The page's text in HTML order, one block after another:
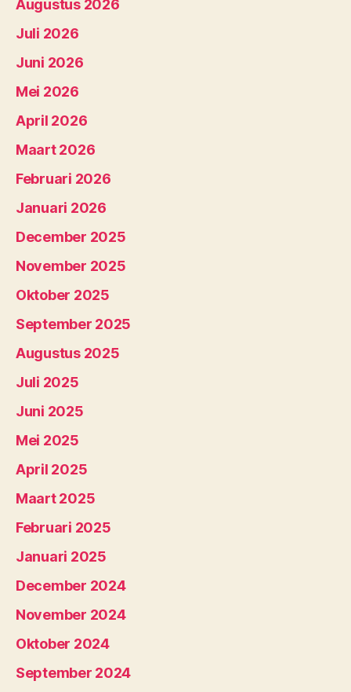
Augustus 2026
Juli 2026
Juni 2026
Mei 2026
April 2026
Maart 2026
Februari 2026
Januari 2026
December 2025
November 2025
Oktober 2025
September 2025
Augustus 2025
Juli 2025
Juni 2025
Mei 2025
April 2025
Maart 2025
Februari 2025
Januari 2025
December 2024
November 2024
Oktober 2024
September 2024